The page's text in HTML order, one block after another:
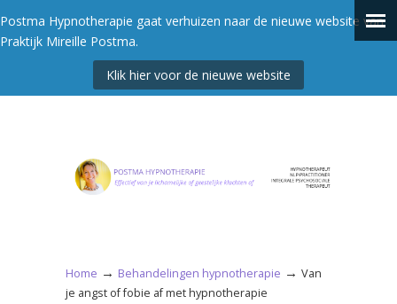
Postma Hypnotherapie gaat verhuizen naar de nieuwe website van
Praktijk Mireille Postma.
Klik hier voor de nieuwe website
Home → Behandelingen hypnotherapie → Van
je angst of fobie af met hypnotherapie